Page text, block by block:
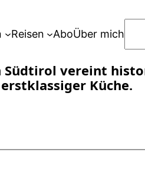
Reisen AboÜber mich
h
e
Südtirol vereint
Küche.